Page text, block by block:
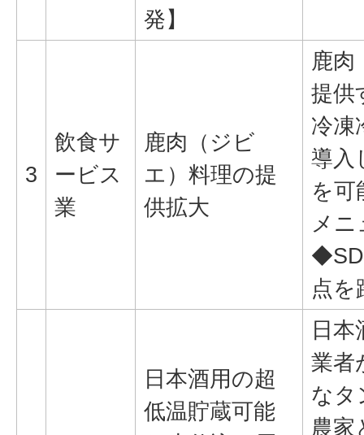
発】
3
飲食サ
ービス
業
鹿肉（ジビ
エ）料理の提
供拡大
鹿肉
提供
冷凍
導入
を可
メ
点を
日本酒用の超
低温貯蔵可能
日本
業者
なタ
農家